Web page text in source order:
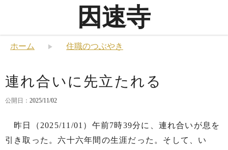
因速寺
ホーム 住職のつぶやき
連れ合いに先立たれる
公開日： 2025/11/02
昨日（2025/11/01）午前7時39分に、連れ合いが息を
引き取った。六十六年間の生涯だった。そして、い